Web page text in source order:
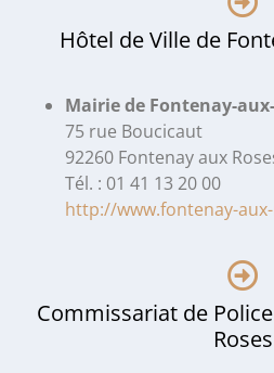
Hôtel de Ville de
Mairie de Fontenay-
75 rue Boucicaut
92260 Fontenay aux
Tél. : 01 41 13 20 00
http://www.fontenay-
Commissariat de
Roses